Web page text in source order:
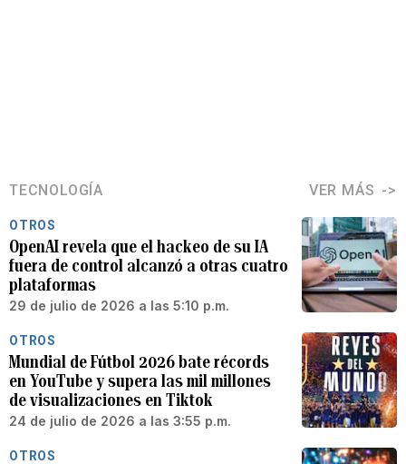
TECNOLOGÍA VER MÁS
OTROS
OpenAI revela que el hackeo de su IA
fuera de control alcanzó a otras cuatro
plataformas
29 de julio de 2026 a las 5:10 p.m.
OTROS
Mundial de Fútbol 2026 bate récords
en YouTube y supera las mil millones
de visualizaciones en Tiktok
24 de julio de 2026 a las 3:55 p.m.
OTROS